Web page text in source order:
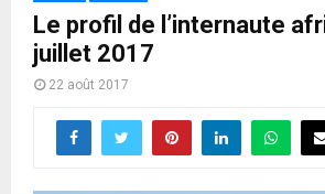
Le profil de l’internaute
juillet 2017
22 août 2017